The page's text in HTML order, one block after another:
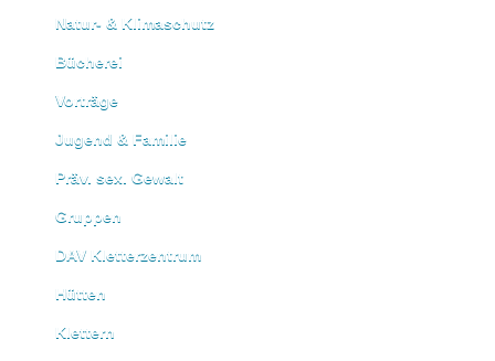
Natur- & Klimaschutz
Bücherei
Vorträge
Jugend & Familie
Präv. sex. Gewalt
Gruppen
DAV Kletterzentrum
Hütten
Klettern